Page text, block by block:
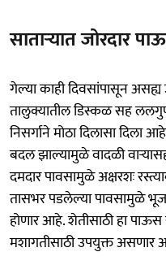
साताऱ्यात जोरदार
गेल्या काही दिवसांपासून
तालुक्यातील डिस्कळ सह
निसर्गाने मोठा दिलासा
बदल झाल्यामुळे वादळी
दमदार पावसामुळे अक्षरशः
तासभर पडलेल्या पावसामुळे
होणार आहे. शेतीसाठी हा
मशागतीसाठी उपयुक्त असणार